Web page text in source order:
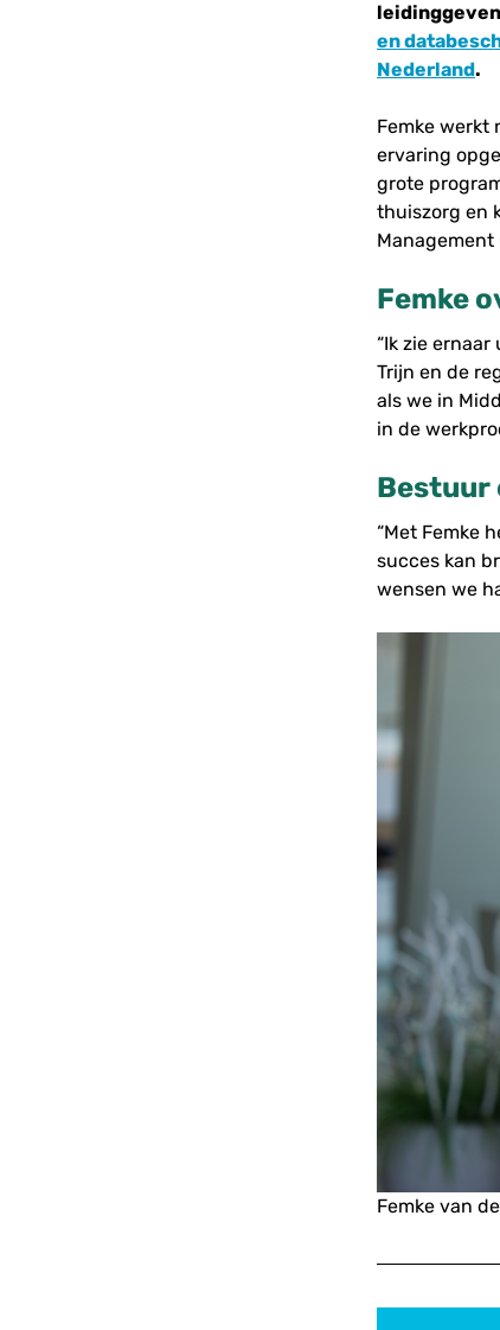
en
Nederland.
Femke werkt
ervaring
grote
thuiszorg en
Management
Femke
“Ik zie
Trijn en de
als we in
in de
Bestuur
“Met Femke
succes kan
wensen we
Femke van